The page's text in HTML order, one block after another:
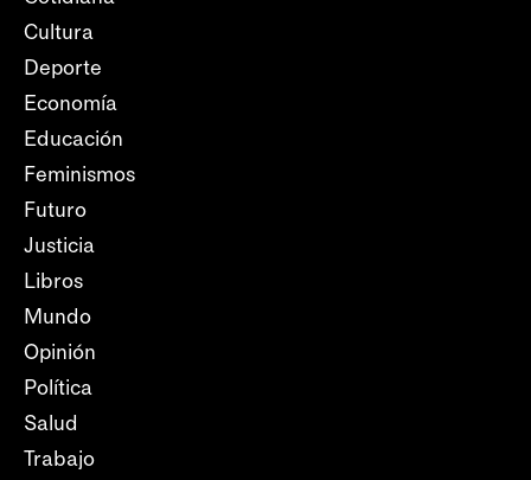
Cultura
Deporte
Economía
Educación
Feminismos
Futuro
Justicia
Libros
Mundo
Opinión
Política
Salud
Trabajo